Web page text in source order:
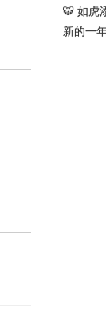
🐯 如虎
新的一